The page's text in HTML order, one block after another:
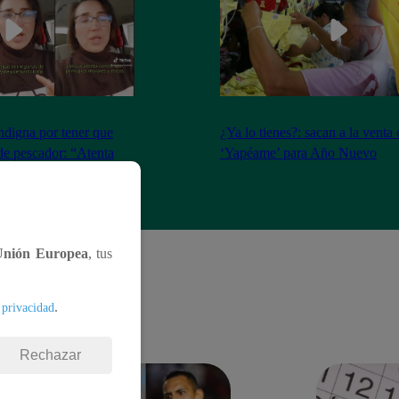
por tener que
pescador: “Atenta
¿Ya lo tienes?: sacan a la venta
‘Yapéame’ para Año Nuevo
Europea, tus
.
Rechazar